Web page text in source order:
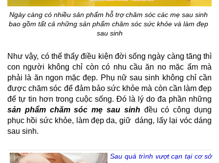
Ngày càng có nhiều sản phẩm hỗ trợ chăm sóc các mẹ sau sinh
bao gồm tất cả những sản phẩm chăm sóc sức khỏe và làm đẹp
sau sinh
Như vậy, có thể thấy điều kiện đời sống ngày càng tăng thì
con người không chỉ còn có nhu cầu ăn no mặc ấm mà
phải là ăn ngon mặc đẹp. Phụ nữ sau sinh không chỉ cần
được chăm sóc để đảm bảo sức khỏe mà còn cần làm đẹp
sản phẩm chăm sóc mẹ sau sinh đều có công dụng
phục hồi sức khỏe, làm đẹp da, giữ  dáng, lấy lại vóc dáng
sau sinh.
Sau quá trình vượt cạn tại cơ sở